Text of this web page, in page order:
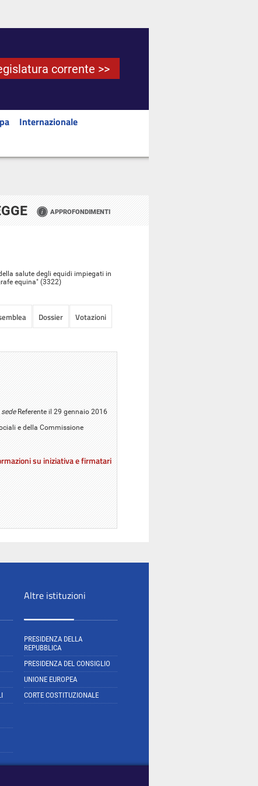
corrente >>
Internazionale
APPROFONDIMENTI
salute degli equidi impiegati in
equina" (3322)
Dossier
Votazioni
sede Referente il 29 gennaio 2016
e della Commissione
su iniziativa e firmatari
Altre istituzioni
PRESIDENZA DELLA
REPUBBLICA
PRESIDENZA DEL CONSIGLIO
UNIONE EUROPEA
CORTE COSTITUZIONALE